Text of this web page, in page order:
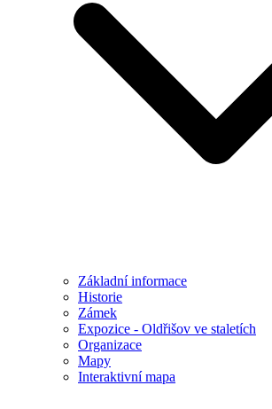
Základní informace
Historie
Zámek
Expozice - Oldřišov ve staletích
Organizace
Mapy
Interaktivní mapa